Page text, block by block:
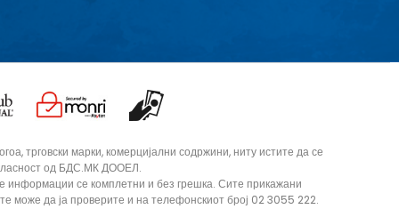
трговски марки, комерцијални содржини, ниту истите да се
од БДС.МК ДООЕЛ.
информации се комплетни и без грешка. Сите прикажани
може да ја проверите и на телефонскиот број 02 3055 222.